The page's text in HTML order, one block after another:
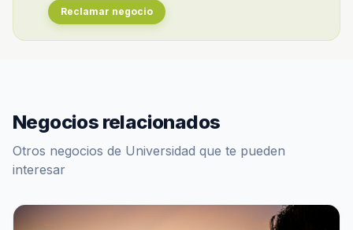
Reclamar negocio
Negocios relacionados
Otros negocios de Universidad que te pueden
interesar